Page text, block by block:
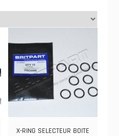
X-RING SELECTEUR BOITE